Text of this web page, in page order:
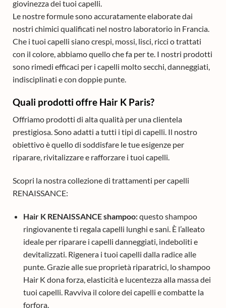
giovinezza dei tuoi capelli.
Le nostre formule sono accuratamente elaborate dai
nostri chimici qualificati nel nostro laboratorio in Francia.
Che i tuoi capelli siano crespi, mossi, lisci, ricci o trattati
con il colore, abbiamo quello che fa per te. I nostri prodotti
sono rimedi efficaci per i capelli molto secchi, danneggiati,
indisciplinati e con doppie punte.
Quali prodotti offre Hair K Paris?
Offriamo prodotti di alta qualità per una clientela
prestigiosa. Sono adatti a tutti i tipi di capelli. Il nostro
obiettivo è quello di soddisfare le tue esigenze per
riparare, rivitalizzare e rafforzare i tuoi capelli.
Scopri la nostra collezione di trattamenti per capelli
RENAISSANCE:
Hair K RENAISSANCE shampoo:questo shampoo
ringiovanente ti regala capelli lunghi e sani. È l’alleato
ideale per riparare i capelli danneggiati, indeboliti e
devitalizzati. Rigenera i tuoi capelli dalla radice alle
punte. Grazie alle sue proprietà riparatrici, lo shampoo
Hair K dona forza, elasticità e lucentezza alla massa dei
tuoi capelli. Ravviva il colore dei capelli e combatte la
forfora.